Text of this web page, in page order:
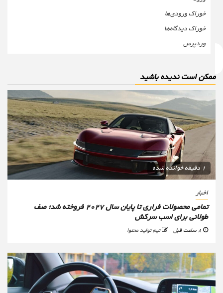
خوراک ورودی‌ها
خوراک دیدگاه‌ها
وردپرس
است ندیده باشید
اخبار
تمامی محصولات فراری تا پایان سال ۲۰۲۷ فروخته شد؛ صف
طولانی برای اسب سرکش
تیم تولید محتوا